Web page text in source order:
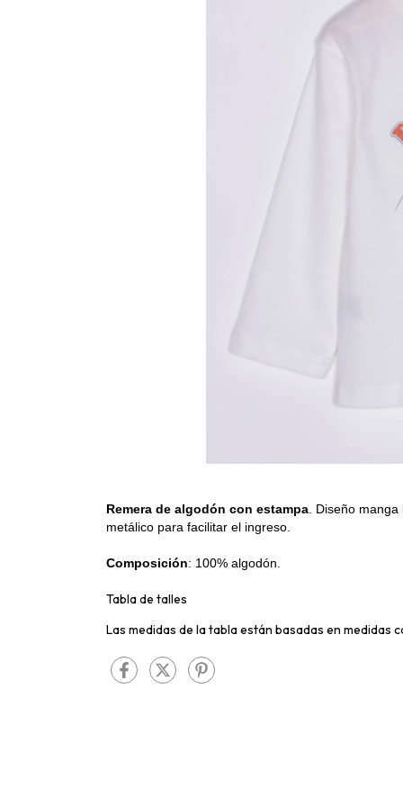
Remera de algodón con estampa . Diseño
metálico para facilitar el ingreso.
Composición: 100% algodón.
Tabla de talles
Las medidas de la tabla están basadas en medidas